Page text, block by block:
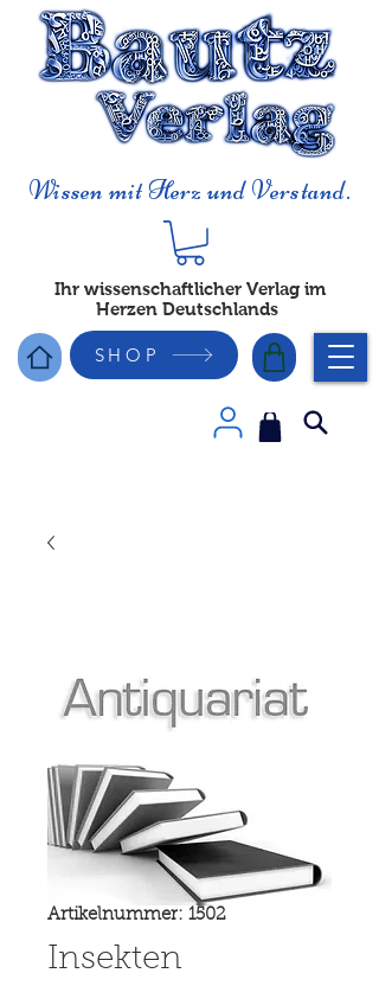
Wissen mit Herz und Verstand.
Ihr wissenschaftlicher Verlag im
Herzen Deutschlands
SHOP
Artikelnummer: 1502
Insekten